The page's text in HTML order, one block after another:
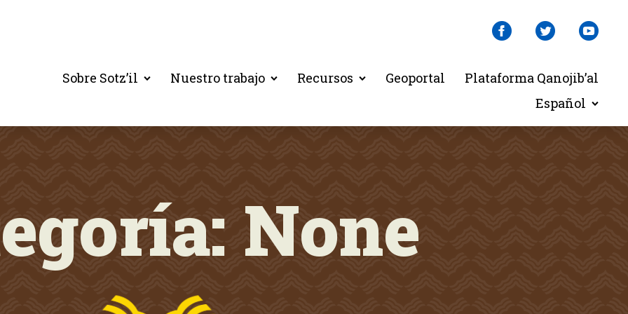
Sobre Sotz’il Nuestro trabajo Recursos Geoportal
Plataforma Qanojib’al
Español
None